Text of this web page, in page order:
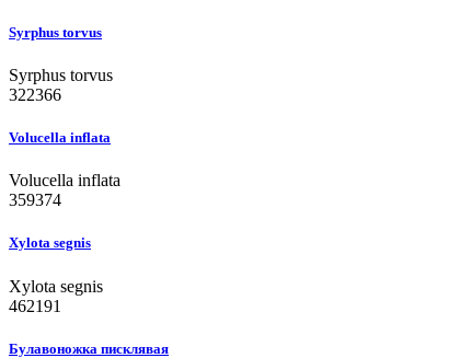
Syrphus torvus
Syrphus torvus
322366
Volucella inflata
Volucella inflata
359374
Xylota segnis
Xylota segnis
462191
Булавоножка писклявая